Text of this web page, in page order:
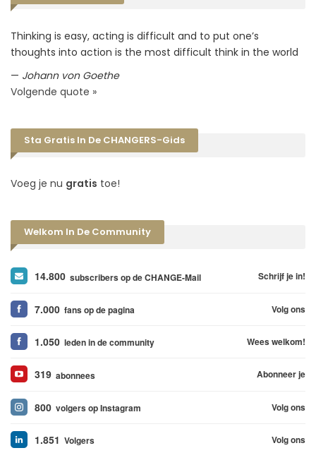
Thinking is easy, acting is difficult and to put one’s
thoughts into action is the most difficult think in the world
— Johann von Goethe
Volgende quote »
Sta Gratis In De CHANGERS-Gids
Voeg je nu gratis toe!
Welkom In De Community
14.800 subscribers op de CHANGE-Mail Schrijf je in!
7.000 fans op de pagina Volg ons
1.050 leden in de community Wees welkom!
319 abonnees Abonneer je
800 volgers op Instagram Volg ons
1.851 Volgers Volg ons